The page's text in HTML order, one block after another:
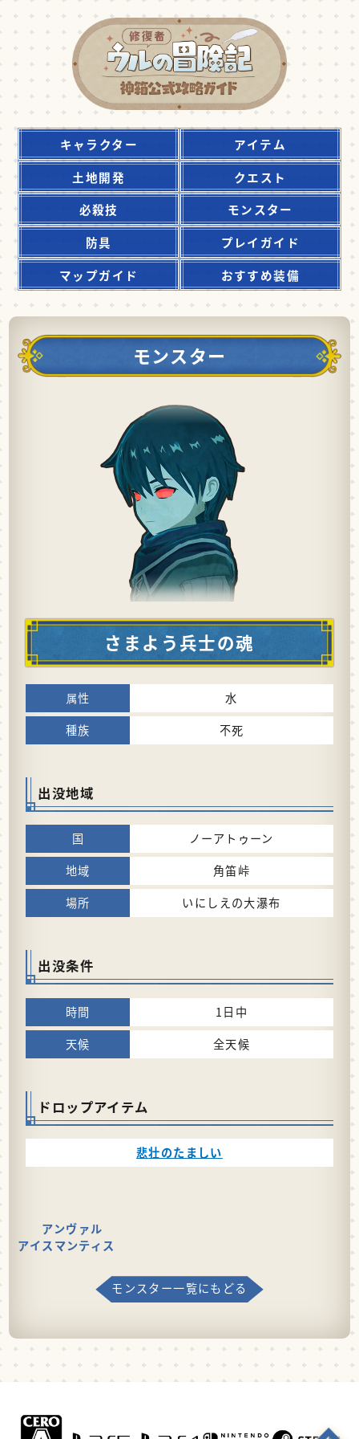
キャラクター
アイテム
土地開発
クエスト
必殺技
モンスター
防具
プレイガイド
マップガイド
おすすめ装備
モンスター
さまよう兵士の魂
水
不死
出没地域
ノーアトゥーン
角笛峠
いにしえの大瀑布
出没条件
1日中
全天候
ドロップアイテム
悲壮のたましい
アンヴァル
アイスマンティス
モンスター一覧にもどる